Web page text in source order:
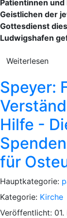
Patientinnen
Geistlichen der
Gottesdienst
Ludwigshafen
Weiterlesen
Speyer:
Hilfe -
für
Hauptkategorie:
Kategorie: Kirche
Veröffentlicht: